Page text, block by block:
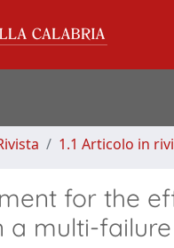
1.1 Articolo in
for the
a multi-